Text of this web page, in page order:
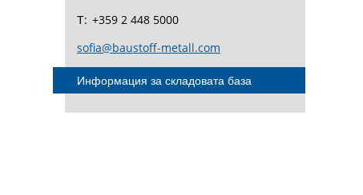
Т: +359 2 448 5000
sofia@baustoff-metall.com
Информация за складовата база